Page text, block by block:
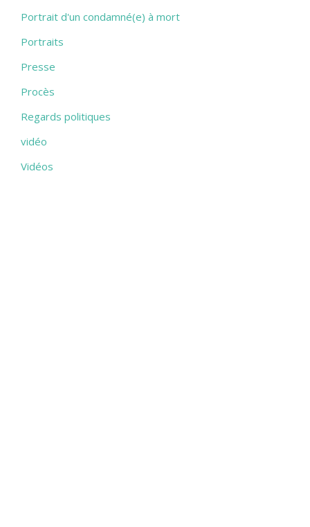
Portrait d'un condamné(e) à mort
Portraits
Presse
Procès
Regards politiques
vidéo
Vidéos